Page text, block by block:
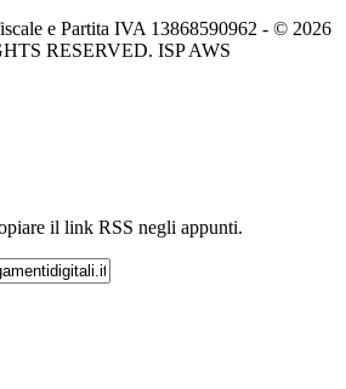
e Partita IVA 13868590962 - © 2026
RESERVED. ISP AWS
il link RSS negli appunti.